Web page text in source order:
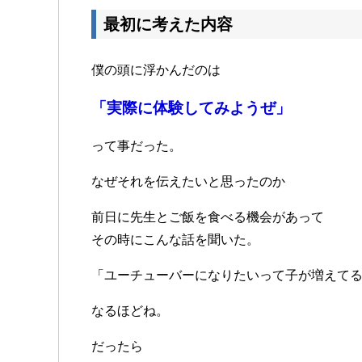
最初に考えた内容
僕の頭に浮かんだのは
「実際に体験してみようぜ」
って事だった。
なぜそれを伝えたいと思ったのか
前日に先生とご飯を食べる機会があって
その時にこんな話を聞いた。
「ユーチューバーになりたいって子が増えてる
なるほどね。
だったら